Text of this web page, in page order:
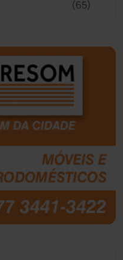
(65)
(510)
(152)
(7681)
(31966)